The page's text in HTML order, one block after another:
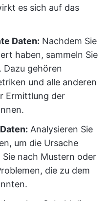
es sich auf das
Daten: Nachdem Sie
haben, sammeln Sie
Dazu gehören
und alle anderen
Ermittlung der
Analysieren Sie
um die Ursache
nach Mustern oder
die zu dem